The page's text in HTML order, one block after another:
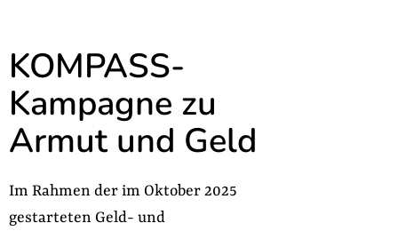
KOMPASS-
Kampagne zu
Armut und Geld
Im Rahmen der im Oktober 2025
gestarteten Geld- und